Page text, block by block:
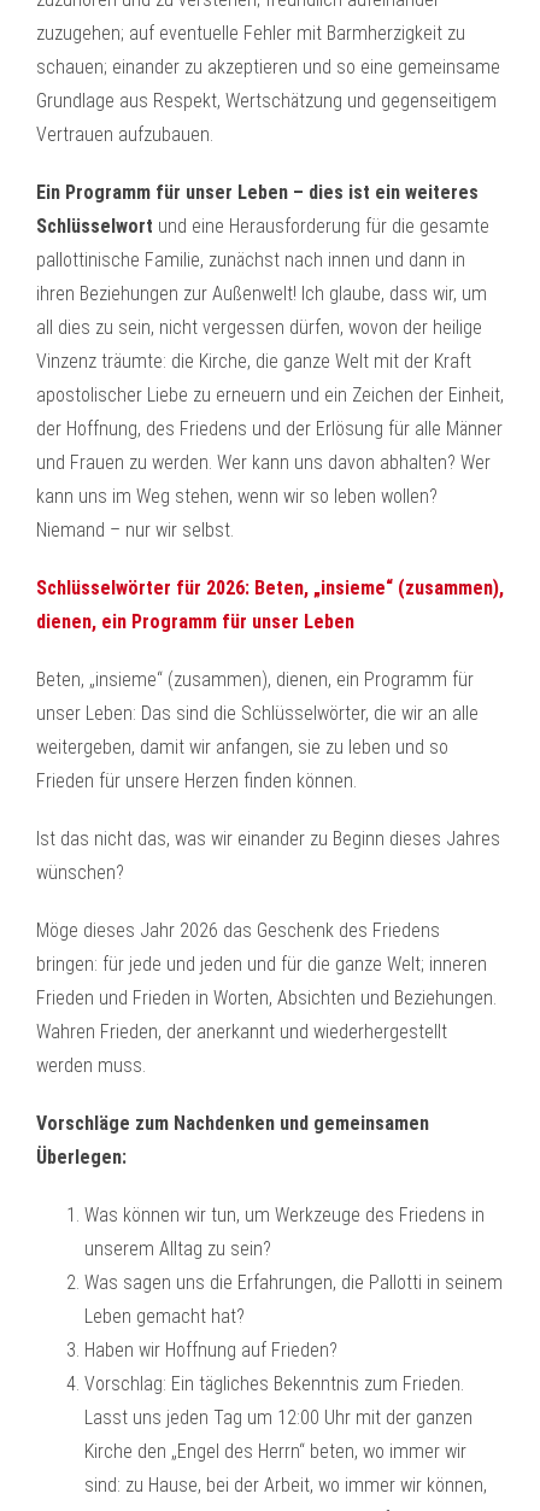
zuzugehen; auf eventuelle Fehler mit Barmherzigkeit zu
schauen; einander zu akzeptieren und so eine gemeinsame
Grundlage aus Respekt, Wertschätzung und gegenseitigem
Vertrauen aufzubauen.
Ein Programm für unser Leben – dies ist ein weiteres
Schlüsselwort und eine Herausforderung für die gesamte
pallottinische Familie, zunächst nach innen und dann in
ihren Beziehungen zur Außenwelt! Ich glaube, dass wir, um
all dies zu sein, nicht vergessen dürfen, wovon der heilige
Vinzenz träumte: die Kirche, die ganze Welt mit der Kraft
apostolischer Liebe zu erneuern und ein Zeichen der Einheit,
der Hoffnung, des Friedens und der Erlösung für alle Männer
und Frauen zu werden. Wer kann uns davon abhalten? Wer
kann uns im Weg stehen, wenn wir so leben wollen?
Niemand – nur wir selbst.
Schlüsselwörter für 2026: Beten, „insieme“ (zusammen),
dienen, ein Programm für unser Leben
Beten, „insieme“ (zusammen), dienen, ein Programm für
unser Leben: Das sind die Schlüsselwörter, die wir an alle
weitergeben, damit wir anfangen, sie zu leben und so
Frieden für unsere Herzen finden können.
Ist das nicht das, was wir einander zu Beginn dieses Jahres
wünschen?
Möge dieses Jahr 2026 das Geschenk des Friedens
bringen: für jede und jeden und für die ganze Welt; inneren
Frieden und Frieden in Worten, Absichten und Beziehungen.
Wahren Frieden, der anerkannt und wiederhergestellt
werden muss.
Vorschläge zum Nachdenken und gemeinsamen
Überlegen:
Was können wir tun, um Werkzeuge des Friedens in
unserem Alltag zu sein?
Was sagen uns die Erfahrungen, die Pallotti in seinem
Leben gemacht hat?
Haben wir Hoffnung auf Frieden?
Vorschlag: Ein tägliches Bekenntnis zum Frieden.
Lasst uns jeden Tag um 12:00 Uhr mit der ganzen
Kirche den „Engel des Herrn“ beten, wo immer wir
sind: zu Hause, bei der Arbeit, wo immer wir können,